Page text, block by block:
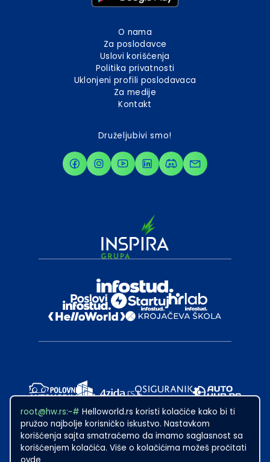
root@hw.rs:~# Helloworld.rs koristi kolačiće kako bi ti
pružao najbolje korisničko iskustvo. Nastavkom
korišćenja sajta smatraćemo da imamo saglasnost sa
korišćenjem kolačića. Više o kolačićima možeš pročitati
O nama
Za poslodavce
Uslovi korišćenja
Politika privatnosti
Uklonjeni profili poslodavaca
Za medije
Kontakt
Druželjubivi smo!